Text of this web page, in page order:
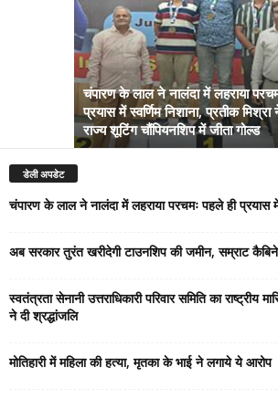
चंपारण के लाल ने नालंदा में लहराया
प्रयास में स्वर्णिम निशाना, प्रतीक मिश्रा
राज्य शूटिंग चौंपियनशिप में जीता गोल्ड
डेली अपडेट
चंपारण के लाल ने नालंदा में लहराया परचमः पहले ही प्रयास में
अब सरकार तुरंत खरीदेगी टाउनशिप की जमीन, सम्राट
स्वतंत्रता सेनानी उत्तराधिकारी परिवार समिति का राष्ट्रीय
ने दी श्रद्धांजलि
मोतिहारी में महिला की हत्या, मृतका के भाई ने लगाये ये आरोप